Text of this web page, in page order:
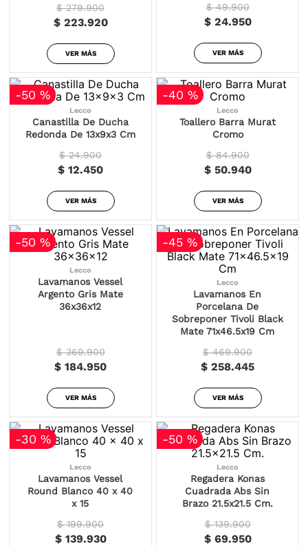
$ 279.900
$ 223.920
VER MÁS
$ 49.900
$ 24.950
VER MÁS
-50 %
Lecco
Canastilla De Ducha
Redonda De 13x9x3 Cm
$ 24.900
$ 12.450
VER MÁS
-40 %
Lecco
Toallero Barra Murat
Cromo
$ 84.900
$ 50.940
VER MÁS
-50 %
Lecco
Lavamanos Vessel
Argento Gris Mate
36x36x12
$ 369.900
$ 184.950
VER MÁS
-45 %
Lecco
Lavamanos En
Porcelana De
Sobreponer Tivoli Black
Mate 71x46.5x19 Cm
$ 469.900
$ 258.445
VER MÁS
-30 %
Lecco
Lavamanos Vessel
Round Blanco 40 x 40
x 15
$ 199.900
$ 139.930
-50 %
Lecco
Regadera Konas
Cuadrada Abs Sin
Brazo 21.5x21.5 Cm.
$ 139.900
$ 69.950